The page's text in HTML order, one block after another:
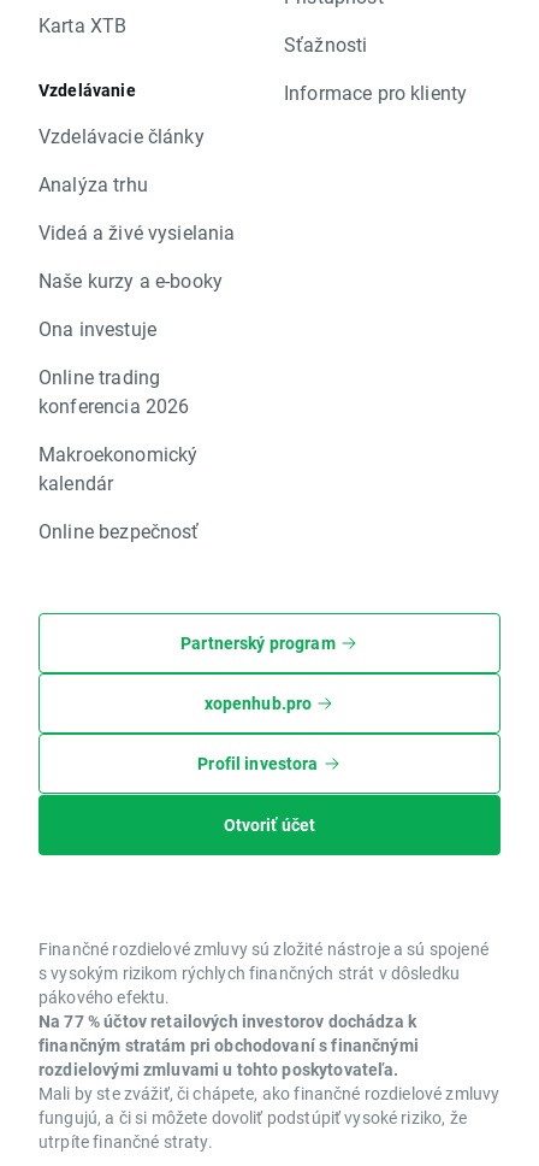
Karta XTB
Vzdelávanie
Vzdelávacie články
Analýza trhu
Videá a živé vysielania
Naše kurzy a e-booky
Ona investuje
Online trading
konferencia 2026
Makroekonomický
kalendár
Online bezpečnosť
Sťažnosti
Informace pro klienty
Partnerský program
xopenhub.pro
Profil investora
Otvoriť účet
Finančné rozdielové zmluvy sú zložité nástroje a sú spojené
s vysokým rizikom rýchlych finančných strát v dôsledku
pákového efektu.
Na 77 % účtov retailových investorov dochádza k
finančným stratám pri obchodovaní s finančnými
rozdielovými zmluvami u tohto poskytovateľa.
Mali by ste zvážiť, či chápete, ako finančné rozdielové zmluvy
fungujú, a či si môžete dovoliť podstúpiť vysoké riziko, že
utrpíte finančné straty.